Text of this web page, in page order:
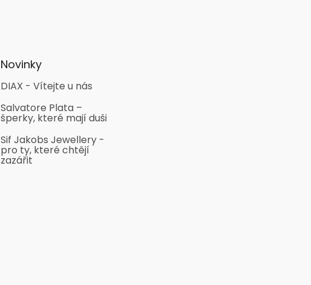
Novinky
DIAX - Vítejte u nás
Salvatore Plata –
šperky, které mají duši
Sif Jakobs Jewellery -
pro ty, které chtějí
zazářit